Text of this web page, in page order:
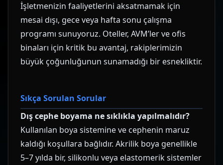
İşletmenizin faaliyetlerini aksatmamak için
mesai dışı, gece veya hafta sonu çalışma
programı sunuyoruz. Oteller, AVM’ler ve ofis
binaları için kritik bu avantaj, rakiplerimizin
büyük çoğunluğunun sunamadığı bir esnekliktir.
Sıkça Sorulan Sorular
Dış cephe boyama ne sıklıkla yapılmalıdır?
Kullanılan boya sistemine ve cephenin maruz
kaldığı koşullara bağlıdır. Akrilik boya genellikle
5–7 yılda bir, silikonlu veya elastomerik sistemler